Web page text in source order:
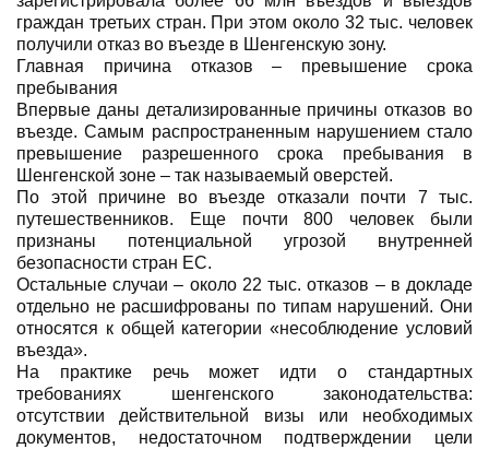
граждан третьих стран. При этом около 32 тыс. человек
получили отказ во въезде в Шенгенскую зону.
Главная причина отказов – превышение срока
пребывания
Впервые даны детализированные причины отказов во
въезде. Самым распространенным нарушением стало
превышение разрешенного срока пребывания в
Шенгенской зоне – так называемый оверстей.
По этой причине во въезде отказали почти 7 тыс.
путешественников. Еще почти 800 человек были
признаны потенциальной угрозой внутренней
безопасности стран ЕС.
Остальные случаи – около 22 тыс. отказов – в докладе
отдельно не расшифрованы по типам нарушений. Они
относятся к общей категории «несоблюдение условий
въезда».
На практике речь может идти о стандартных
требованиях шенгенского законодательства:
отсутствии действительной визы или необходимых
документов, недостаточном подтверждении цели